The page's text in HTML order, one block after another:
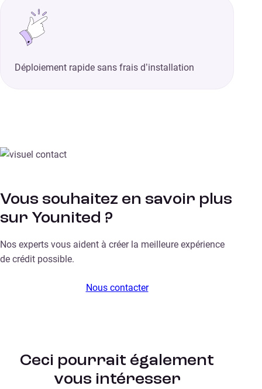
Déploiement rapide sans frais d’installation
Vous souhaitez en savoir plus
sur Younited ?
Nos experts vous aident à créer la meilleure expérience
de crédit possible.
Nous contacter
Ceci pourrait également
vous intéresser